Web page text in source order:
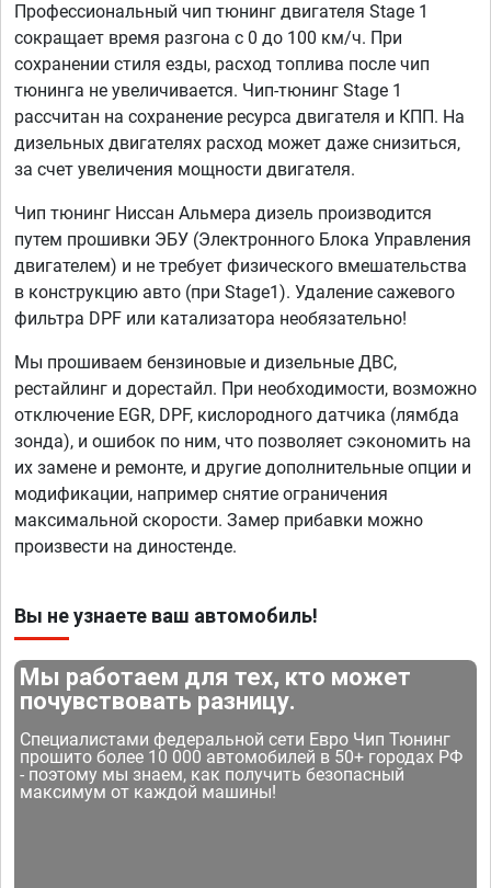
Профессиональный чип тюнинг двигателя Stage 1
сокращает время разгона с 0 до 100 км/ч. При
сохранении стиля езды, расход топлива после чип
тюнинга не увеличивается. Чип-тюнинг Stage 1
рассчитан на сохранение ресурса двигателя и КПП. На
дизельных двигателях расход может даже снизиться,
за счет увеличения мощности двигателя.
Чип тюнинг Ниссан Альмера дизель производится
путем прошивки ЭБУ (Электронного Блока Управления
двигателем) и не требует физического вмешательства
в конструкцию авто (при Stage1). Удаление сажевого
фильтра DPF или катализатора необязательно!
Мы прошиваем бензиновые и дизельные ДВС,
рестайлинг и дорестайл. При необходимости, возможно
отключение EGR, DPF, кислородного датчика (лямбда
зонда), и ошибок по ним, что позволяет сэкономить на
их замене и ремонте, и другие дополнительные опции и
модификации, например снятие ограничения
максимальной скорости. Замер прибавки можно
произвести на диностенде.
Вы не узнаете ваш автомобиль!
Мы работаем для тех, кто может
почувствовать разницу.
Специалистами федеральной сети Евро Чип Тюнинг
прошито более 10 000 автомобилей в 50+ городах РФ
- поэтому мы знаем, как получить безопасный
максимум от каждой машины!